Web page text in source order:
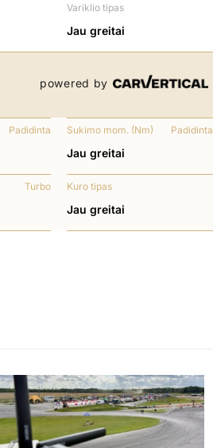
Variklio tipas
Jau greitai
powered by
Padidinta Sukimo mom. (Nm) Padidinta
Jau greitai
Turbo Kuro tipas
Jau greitai